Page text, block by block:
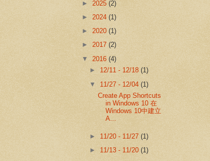
► 2025 (2)
► 2024 (1)
► 2020 (1)
► 2017 (2)
▼ 2016 (4)
► 12/11 - 12/18(1)
▼ 11/27 - 12/04(1)
Create App Shortcuts
in Windows 10 在
Windows 10中建立
A...
► 11/20 - 11/27(1)
► 11/13 - 11/20(1)